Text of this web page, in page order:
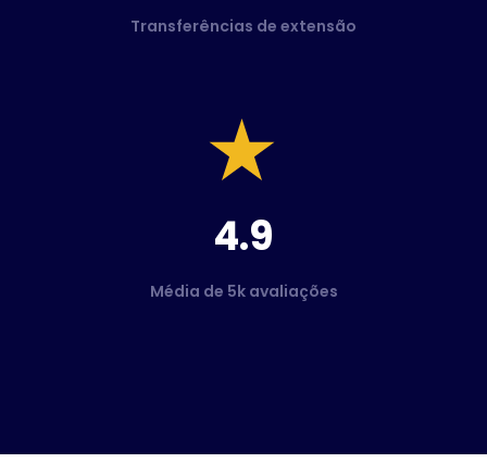
Transferências de extensão
4.9
Média de 5k avaliações